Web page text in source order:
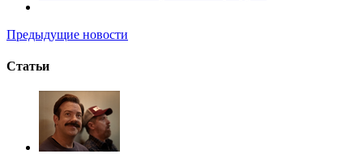
Предыдущие новости
Статьи